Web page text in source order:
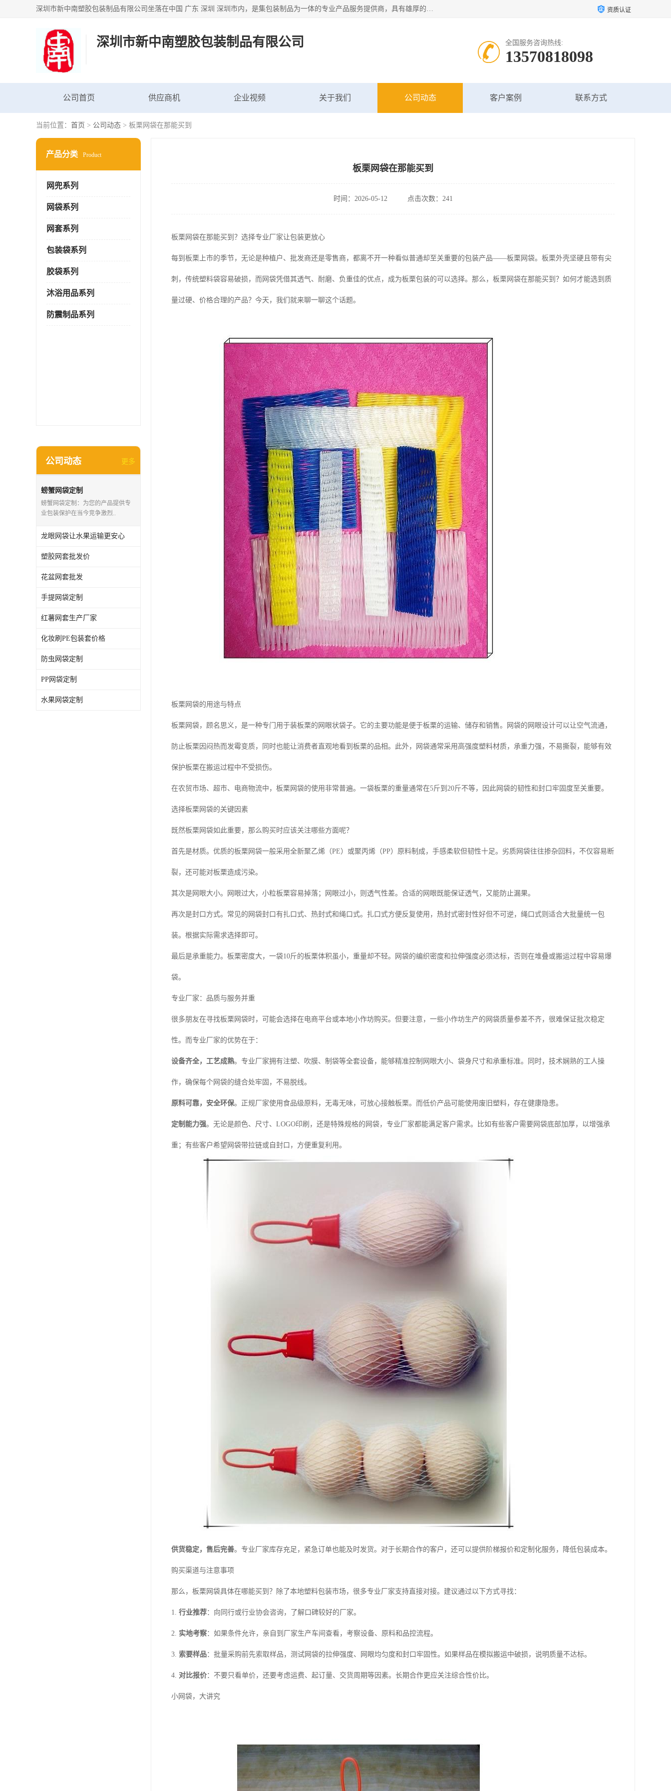
深圳市新中南塑胶包装制品有限公司坐落在中国 广东 深圳 深圳市内，是集包装制品为一体的专业产品服务提供商，具有雄厚的科研实力、技术实力和经济实力。主营网袋、网兜、网眼袋、网格袋、鱼丝网、尼龙网袋、网扣、网套等产品,大量批发,价格实惠。欢迎广大新老客户来电咨询价格、加盟、招商等服务。 资质认证
深圳市新中南塑胶包装制品有限公司 全国服务咨询热线:
13570818098
公司首页 供应商机 企业视频 关于我们 公司动态 客户案例 联系方式
当前位置： 首页 > 公司动态 > 板栗网袋在那能买到
产品分类 Product
网兜系列
网袋系列
网套系列
包装袋系列
胶袋系列
沐浴用品系列
防震制品系列
公司动态 更多
螃蟹网袋定制
螃蟹网袋定制：为您的产品提供专
业包装保护在当今竞争激烈..
龙眼网袋让水果运输更安心
塑胶网套批发价
花盆网套批发
手提网袋定制
红薯网套生产厂家
化妆刷PE包装套价格
防虫网袋定制
PP网袋定制
水果网袋定制
板栗网袋在那能买到
时间：2026-05-12 点击次数：241
板栗网袋在那能买到？选择专业厂家让包装更放心
每到板栗上市的季节，无论是种植户、批发商还是零售商，都离不开一种看似普通却至关重要的包装产品——板栗网袋。板栗外壳坚硬且带有尖
刺，传统塑料袋容易破损，而网袋凭借其透气、耐磨、负重佳的优点，成为板栗包装的可以选择。那么，板栗网袋在那能买到？如何才能选到质
量过硬、价格合理的产品？今天，我们就来聊一聊这个话题。
板栗网袋的用途与特点
板栗网袋，顾名思义，是一种专门用于装板栗的网眼状袋子。它的主要功能是便于板栗的运输、储存和销售。网袋的网眼设计可以让空气流通，
防止板栗因闷热而发霉变质，同时也能让消费者直观地看到板栗的品相。此外，网袋通常采用高强度塑料材质，承重力强，不易撕裂，能够有效
保护板栗在搬运过程中不受损伤。
在农贸市场、超市、电商物流中，板栗网袋的使用非常普遍。一袋板栗的重量通常在5斤到20斤不等，因此网袋的韧性和封口牢固度至关重要。
选择板栗网袋的关键因素
既然板栗网袋如此重要，那么购买时应该关注哪些方面呢？
首先是材质。优质的板栗网袋一般采用全新聚乙烯（PE）或聚丙烯（PP）原料制成，手感柔软但韧性十足。劣质网袋往往掺杂回料，不仅容易断
裂，还可能对板栗造成污染。
其次是网眼大小。网眼过大，小粒板栗容易掉落；网眼过小，则透气性差。合适的网眼既能保证透气，又能防止漏果。
再次是封口方式。常见的网袋封口有扎口式、热封式和绳口式。扎口式方便反复使用，热封式密封性好但不可逆，绳口式则适合大批量统一包
装。根据实际需求选择即可。
最后是承重能力。板栗密度大，一袋10斤的板栗体积虽小，重量却不轻。网袋的编织密度和拉伸强度必须达标，否则在堆叠或搬运过程中容易爆
袋。
专业厂家：品质与服务并重
很多朋友在寻找板栗网袋时，可能会选择在电商平台或本地小作坊购买。但要注意，一些小作坊生产的网袋质量参差不齐，很难保证批次稳定
性。而专业厂家的优势在于：
设备齐全，工艺成熟。专业厂家拥有注塑、吹膜、制袋等全套设备，能够精准控制网眼大小、袋身尺寸和承重标准。同时，技术娴熟的工人操
作，确保每个网袋的缝合处牢固，不易脱线。
原料可靠，安全环保。正规厂家使用食品级原料，无毒无味，可放心接触板栗。而低价产品可能使用废旧塑料，存在健康隐患。
定制能力强。无论是颜色、尺寸、LOGO印刷，还是特殊规格的网袋，专业厂家都能满足客户需求。比如有些客户需要网袋底部加厚，以增强承
重；有些客户希望网袋带拉链或自封口，方便重复利用。
供货稳定，售后完善。专业厂家库存充足，紧急订单也能及时发货。对于长期合作的客户，还可以提供阶梯报价和定制化服务，降低包装成本。
购买渠道与注意事项
那么，板栗网袋具体在哪能买到？除了本地塑料包装市场，很多专业厂家支持直接对接。建议通过以下方式寻找：
1. 行业推荐：向同行或行业协会咨询，了解口碑较好的厂家。
2. 实地考察：如果条件允许，亲自到厂家生产车间查看，考察设备、原料和品控流程。
3. 索要样品：批量采购前先索取样品，测试网袋的拉伸强度、网眼均匀度和封口牢固性。如果样品在模拟搬运中破损，说明质量不达标。
4. 对比报价：不要只看单价，还要考虑运费、起订量、交货周期等因素。长期合作更应关注综合性价比。
小网袋，大讲究